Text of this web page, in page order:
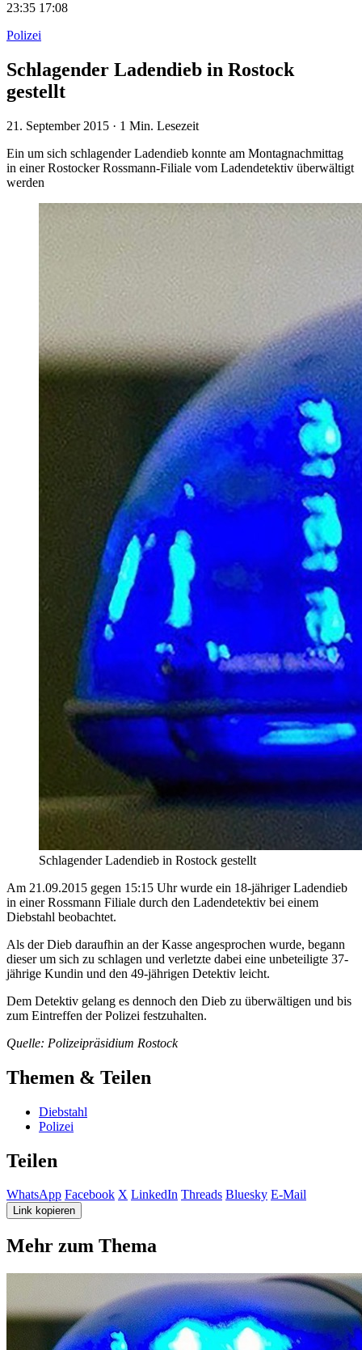
23:35 17:08
Polizei
Schlagender Ladendieb in Rostock
gestellt
21. September 2015 · 1 Min. Lesezeit
Ein um sich schlagender Ladendieb konnte am Montagnachmittag
in einer Rostocker Rossmann-Filiale vom Ladendetektiv überwältigt
werden
Schlagender Ladendieb in Rostock gestellt
Am 21.09.2015 gegen 15:15 Uhr wurde ein 18-jähriger Ladendieb
in einer Rossmann Filiale durch den Ladendetektiv bei einem
Diebstahl beobachtet.
Als der Dieb daraufhin an der Kasse angesprochen wurde, begann
dieser um sich zu schlagen und verletzte dabei eine unbeteiligte 37-
jährige Kundin und den 49-jährigen Detektiv leicht.
Dem Detektiv gelang es dennoch den Dieb zu überwältigen und bis
zum Eintreffen der Polizei festzuhalten.
Quelle: Polizeipräsidium Rostock
Themen & Teilen
Diebstahl
Polizei
Teilen
WhatsApp Facebook X LinkedIn Threads Bluesky E-Mail
Link kopieren
Mehr zum Thema